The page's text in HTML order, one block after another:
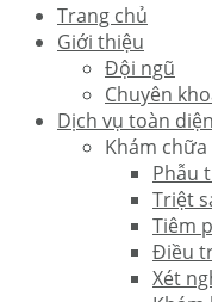
Trang chủ
Giới thiệu
Đội ngũ
Chuyên
Dịch vụ toàn diện
Khám
Phẫu
Triệt
Tiêm
Điều
Xét